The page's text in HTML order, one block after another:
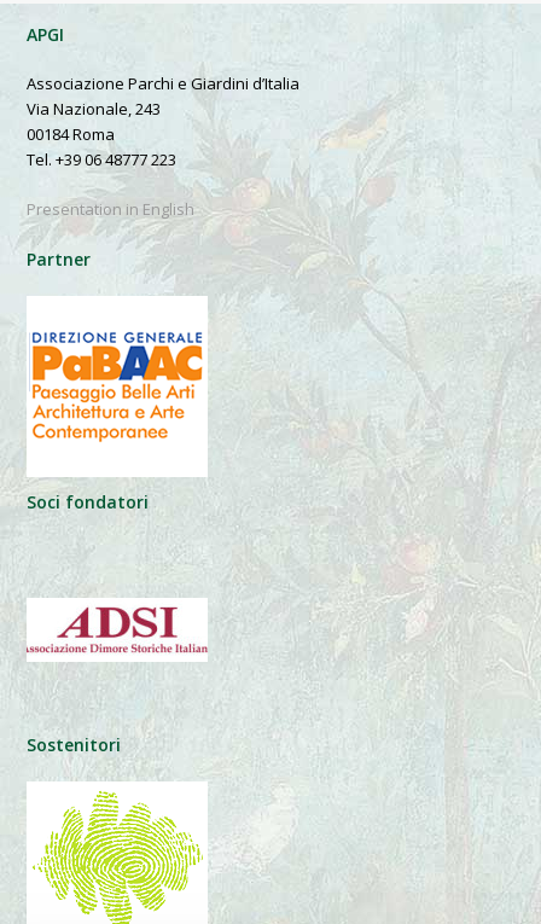
APGI
Associazione Parchi e Giardini d’Italia
Via Nazionale, 243
00184 Roma
Tel. +39 06 48777 223
Presentation in English
Partner
Soci fondatori
Sostenitori